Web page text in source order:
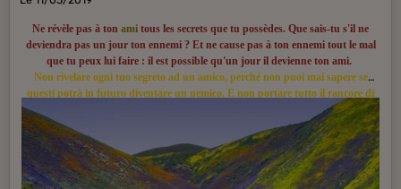
Ne révèle pas à ton ami tous les secrets que tu possèdes. Que sais-tu s'il ne
deviendra pas un jour ton ennemi ? Et ne cause pas à ton ennemi tout le mal
que tu peux lui faire : il est possible qu'un jour il devienne ton ami.
Non rivelare ogni tuo segreto ad un amico, perché non puoi mai sapere se
questi potrà in futuro diventare un nemico. E non portare tutto il rancore di
cui sei capace verso un nemico, perché egli potrà un giorno diventarti amico